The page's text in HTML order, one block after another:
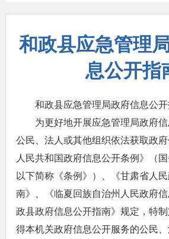
和政县应急管理
息公开指
和政县应急管理局政府信息公
为更好地开展应急管理局政府
公民、法人或其他组织依法获取政
人民共和国政府信息公开条例》（国
以下简称《条例》）、《甘肃省人
南》、《临夏回族自治州人民政府
政县政府信息公开指南》规定，特
得本机关政府信息公开服务的公民